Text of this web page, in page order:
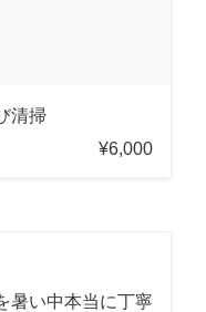
清掃
¥6,000
暑い中本当に丁寧